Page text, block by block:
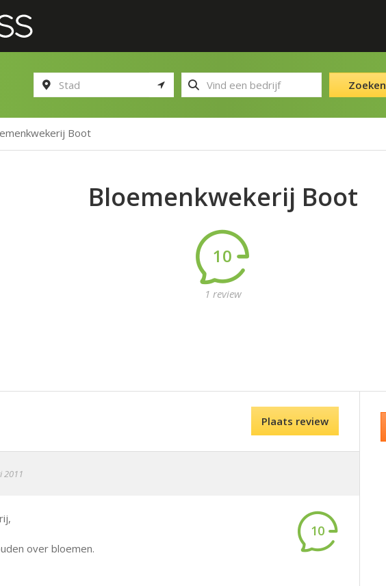
Zoeken
Boot
Bloemenkwekerij Boot
10
1 review
Plaats review
2011
over bloemen.
10